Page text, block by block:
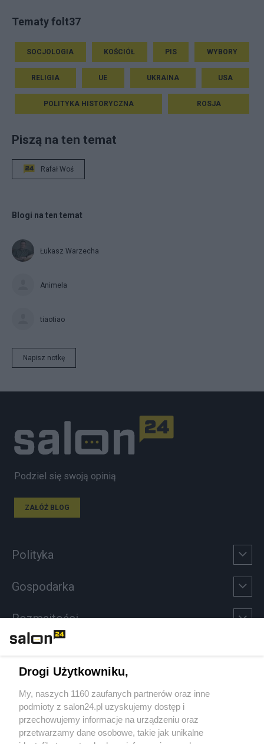
Tematy folt37
SOCJOLOGIA KOŚCIÓŁ PIS WYBORY
RELIGIA UE UKRAINA USA
POLITYKA HISTORYCZNA ROSJA
Piszą na ten temat
Rafał Woś
Blogi na ten temat
Łukasz Warzecha
Animela
tiaotiao
Napisz notkę
Podziel się swoją opinią
ZAŁÓŻ BLOG
Polityka
Gospodarka
Rozmaitości
Sport
Społeczeństwo
Drogi Użytkowniku,
My, naszych 1160 zaufanych partnerów oraz inne
podmioty z salon24.pl uzyskujemy dostęp i
przechowujemy informacje na urządzeniu oraz
przetwarzamy dane osobowe, takie jak unikalne